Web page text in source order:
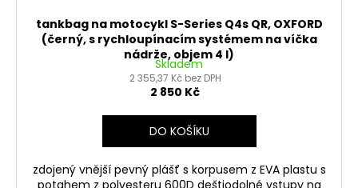
tankbag na motocykl S-Series Q4s QR, OXFORD
(černý, s rychloupínacím systémem na víčka
nádrže, objem 4 l)
Skladem
2 355,37 Kč bez DPH
2 850 Kč
DO KOŠÍKU
zdojený vnější pevný plášť s korpusem z EVA plastu s